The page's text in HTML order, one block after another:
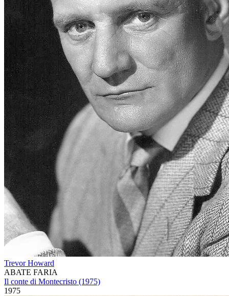
Trevor Howard
ABATE FARIA
Il conte di Montecristo (1975)
1975